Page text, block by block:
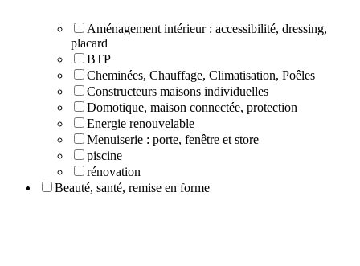
Aménagement intérieur : accessibilité, dressing,
placard
BTP
Cheminées, Chauffage, Climatisation, Poêles
Constructeurs maisons individuelles
Domotique, maison connectée, protection
Energie renouvelable
Menuiserie : porte, fenêtre et store
piscine
rénovation
Beauté, santé, remise en forme